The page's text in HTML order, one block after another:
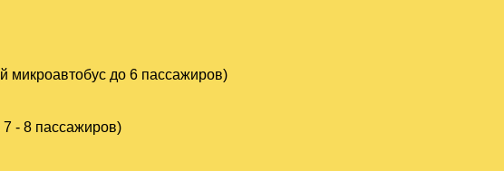
микроавтобус до 6 пассажиров)
7 - 8 пассажиров)